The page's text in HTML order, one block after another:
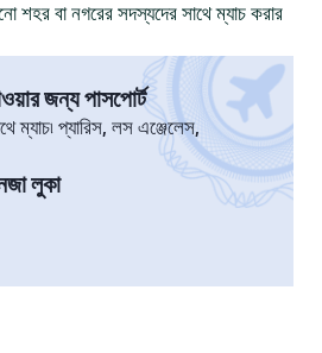
শহর বা নগরের সদস্যদের সাথে ম্যাচ করার
জন্য পাসপোর্ট
ম্যাচ৷ প্যারিস, লস এঞ্জেলেস,
লুকা